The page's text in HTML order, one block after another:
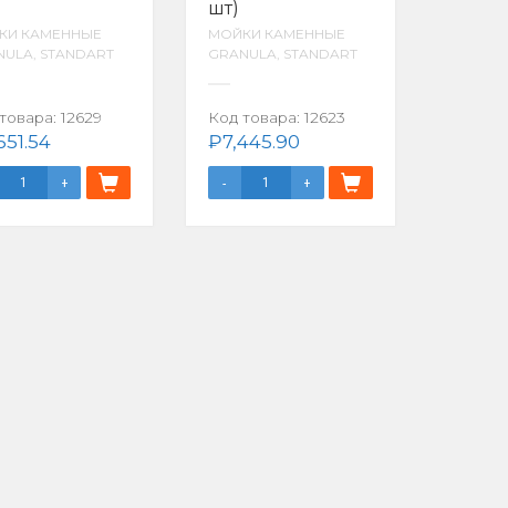
КАМЕННЫЕ
STANDART
12629
шт)
МОЙКИ КАМЕННЫЕ
GRANULA, STANDART
Код товара: 12623
₽7,445.90